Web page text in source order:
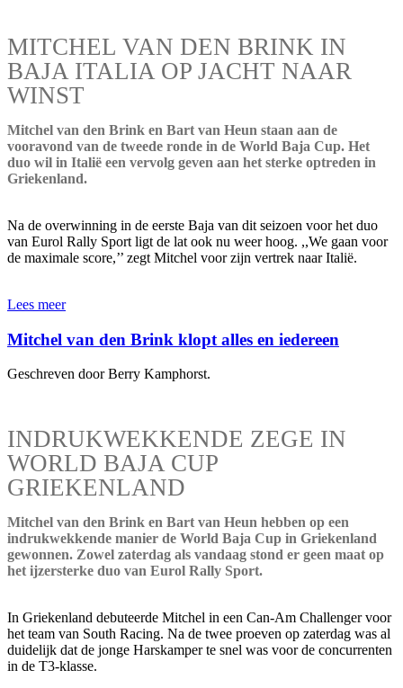
MITCHEL VAN DEN BRINK IN
BAJA ITALIA OP JACHT NAAR
WINST
Mitchel van den Brink en Bart van Heun staan aan de
vooravond van de tweede ronde in de World Baja Cup. Het
duo wil in Italië een vervolg geven aan het sterke optreden in
Griekenland.
Na de overwinning in de eerste Baja van dit seizoen voor het duo
van Eurol Rally Sport ligt de lat ook nu weer hoog. ,,We gaan voor
de maximale score,’’ zegt Mitchel voor zijn vertrek naar Italië.
Lees meer
Mitchel van den Brink klopt alles en iedereen
Geschreven door Berry Kamphorst.
INDRUKWEKKENDE ZEGE IN
WORLD BAJA CUP
GRIEKENLAND
Mitchel van den Brink en Bart van Heun hebben op een
indrukwekkende manier de World Baja Cup in Griekenland
gewonnen. Zowel zaterdag als vandaag stond er geen maat op
het ijzersterke duo van Eurol Rally Sport.
In Griekenland debuteerde Mitchel in een Can-Am Challenger voor
het team van South Racing. Na de twee proeven op zaterdag was al
duidelijk dat de jonge Harskamper te snel was voor de concurrenten
in de T3-klasse.